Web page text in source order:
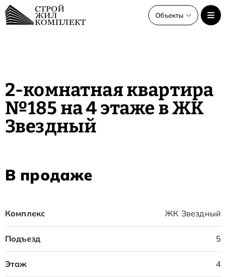
Объекты
ЖК Звёздный старт
2-комнатная квартира
№185 на 4 этаже в ЖК
Звездный
В продаже
Комплекс ЖК Звездный
Подъезд 5
Этаж 4